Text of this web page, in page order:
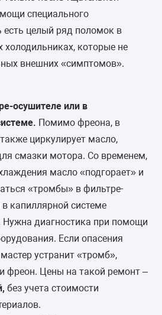
специального
есть целый ряд поломок в
которые не
внешних «симптомов».
осушителе или в
Помимо фреона, в
циркулирует масло,
смазки мотора. Со временем,
масло «подгорает» и
«тромбы» в фильтре-
капиллярной системе
Нужна диагностика при помощи
Если опасения
устранит «тромб»,
фреон. Цены на такой ремонт –
без учета стоимости